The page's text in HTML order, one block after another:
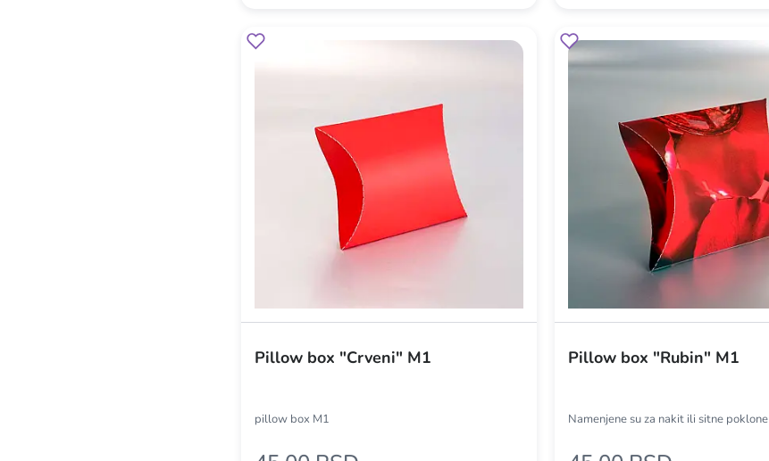
Pillow box "Crveni" M1
pillow box M1
Pillow box "Rubin" M1
Namenjene su za nakit ili sitne poklone